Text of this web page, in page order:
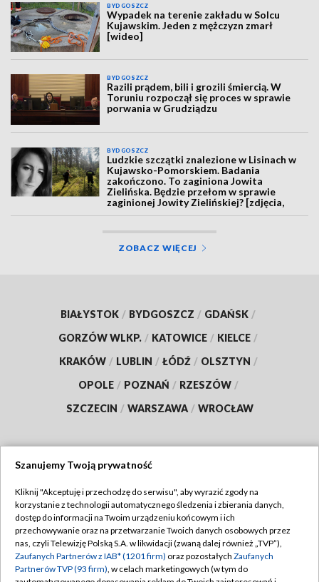
BYDGOSZCZ
Wypadek na terenie zakładu w Solcu
Kujawskim. Jeden z mężczyzn zmarł
[wideo]
BYDGOSZCZ
Razili prądem, bili i grozili śmiercią. W
Toruniu rozpoczął się proces w sprawie
porwania w Grudziądzu
BYDGOSZCZ
Ludzkie szczątki znalezione w Lisinach w
Kujawsko-Pomorskiem. Badania
zakończono. To zaginiona Jowita
Zielińska. Będzie przełom w sprawie
zaginionej Jowity Zielińskiej? [zdjęcia,
wideo, aktualizacja]
ZOBACZ WIĘCEJ
BIAŁYSTOK / BYDGOSZCZ / GDAŃSK /
GORZÓW WLKP. / KATOWICE / KIELCE /
KRAKÓW / LUBLIN / ŁÓDŹ / OLSZTYN /
OPOLE / POZNAŃ / RZESZÓW /
SZCZECIN / WARSZAWA / WROCŁAW
TVP
Abonament TVP
Emisja w TVP
Centrum informacji TVP
Regulamin TVP
Polityka prywatności
Szanujemy Twoją prywatność
Kliknij "Akceptuję i przechodzę do serwisu", aby wyrazić zgody na
korzystanie z technologii automatycznego śledzenia i zbierania danych,
dostęp do informacji na Twoim urządzeniu końcowym i ich
przechowywanie oraz na przetwarzanie Twoich danych osobowych przez
nas, czyli Telewizję Polską S.A. w likwidacji (zwaną dalej również „TVP”),
Zaufanych Partnerów z IAB* (1201 firm) oraz pozostałych Zaufanych
Partnerów TVP (93 firm), w celach marketingowych (w tym do